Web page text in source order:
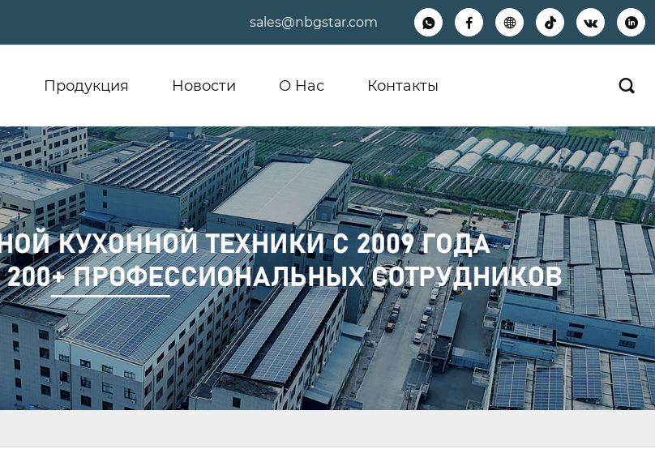
sales@nbgstar.com      
Продукция Новости О Hас Контакты 